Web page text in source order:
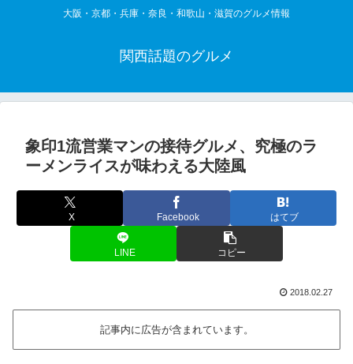
大阪・京都・兵庫・奈良・和歌山・滋賀のグルメ情報
関西話題のグルメ
象印1流営業マンの接待グルメ、究極のラ
ーメンライスが味わえる大陸風
X Facebook はてブ
LINE コピー
2018.02.27
記事内に広告が含まれています。